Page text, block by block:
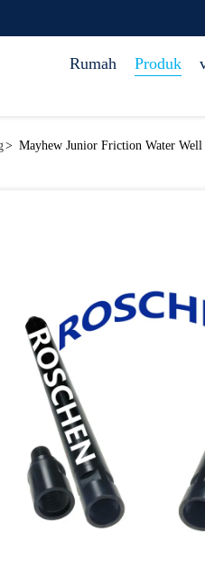
Rumah Produk
> Mayhew Junior Friction Water